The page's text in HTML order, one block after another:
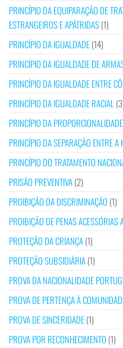
PRINCÍPIO DA EQUIPARAÇÃO DE
ESTRANGEIROS E APÁTRIDAS(1)
PRINCÍPIO DA IGUALDADE(14)
PRINCÍPIO DA IGUALDADE DE
PRINCÍPIO DA IGUALDADE ENTRE
PRINCÍPIO DA IGUALDADE RACIAL
PRINCÍPIO DA PROPORCIONALIDADE
PRINCÍPIO DA SEPARAÇÃO ENTRE A
PRINCÍPIO DO TRATAMENTO
PRISÃO PREVENTIVA(2)
PROIBIÇÃO DA DISCRIMINAÇÃO (1)
PROIBIÇÃO DE PENAS ACESSÓRIAS
PROTEÇÃO DA CRIANÇA(1)
PROTEÇÃO SUBSIDIÁRIA(1)
PROVA DA NACIONALIDADE
PROVA DE PERTENÇA À
PROVA DE SINCERIDADE(1)
PROVA POR RECONHECIMENTO (1)